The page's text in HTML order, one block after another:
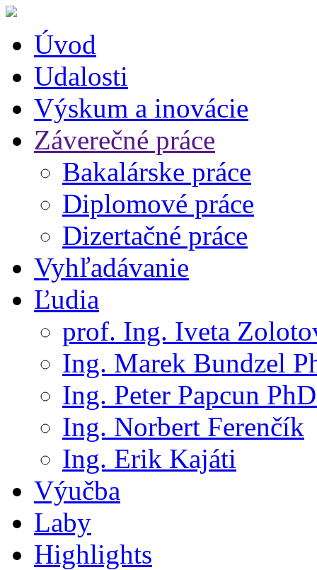
Úvod
Udalosti
Výskum a inovácie
Záverečné práce
Bakalárske práce
Diplomové práce
Dizertačné práce
Vyhľadávanie
Ľudia
prof. Ing. Iveta
Ing. Marek Bundzel
Ing. Peter Papcun
Ing. Norbert Ferenčík
Ing. Erik Kajáti
Výučba
Laby
Highlights